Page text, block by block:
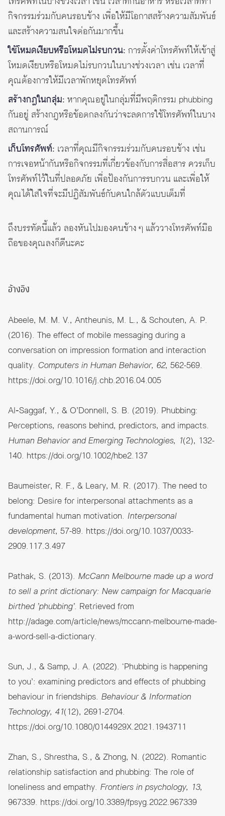
กิจกรรมร่วมกับคนรอบข้าง เพื่อให้มีโอกาสสร้างความสัมพันธ์
และสร้างความสนใจต่อกันมากขึ้น
ใช้โหมดเงียบหรือโหมดไม่รบกวน: การตั้งค่าโทรศัพท์ให้เข้าสู่
โหมดเงียบหรือโหมดไม่รบกวนในบางช่วงเวลา เช่น เวลาที่
คุณต้องการให้มีเวลาพักหยุดโทรศัพท์
สร้างกฎในกลุ่ม: หากคุณอยู่ในกลุ่มที่มีพฤติกรรม phubbing
กันอยู่ สร้างกฎหรือข้อตกลงกันว่าจะลดการใช้โทรศัพท์ในบาง
สถานการณ์
เก็บโทรศัพท์: เวลาที่คุณมีกิจกรรมร่วมกับคนรอบข้าง เช่น
การเจอหน้ากันหรือกิจกรรมที่เกี่ยวข้องกับการสื่อสาร ควรเก็บ
โทรศัพท์ไว้ในที่ปลอดภัย เพื่อป้องกันการรบกวน และเพื่อให้
คุณได้ใส่ใจที่จะมีปฏิสัมพันธ์กับคนใกล้ตัวแบบเต็มที่
ถึงบรรทัดนี้แล้ว ลองหันไปมองคนข้าง ๆ แล้ววางโทรศัพท์มือ
ถือของคุณลงก็ดีนะคะ
อ้างอิง
Abeele, M. M. V., Antheunis, M. L., & Schouten, A. P.
(2016). The effect of mobile messaging during a
conversation on impression formation and interaction
quality. Computers in Human Behavior, 62, 562-569.
https://doi.org/10.1016/j.chb.2016.04.005
Al‐Saggaf, Y., & O’Donnell, S. B. (2019). Phubbing:
Perceptions, reasons behind, predictors, and impacts.
Human Behavior and Emerging Technologies, 1(2), 132-
140. https://doi.org/10.1002/hbe2.137
Baumeister, R. F., & Leary, M. R. (2017). The need to
belong: Desire for interpersonal attachments as a
fundamental human motivation. Interpersonal
development, 57-89. https://doi.org/10.1037/0033-
2909.117.3.497
Pathak, S. (2013). McCann Melbourne made up a word
to sell a print dictionary: New campaign for Macquarie
birthed ’phubbing’. Retrieved from
http://adage.com/article/news/mccann-melbourne-made-
a-word-sell-a-dictionary.
Sun, J., & Samp, J. A. (2022). ‘Phubbing is happening
to you’: examining predictors and effects of phubbing
behaviour in friendships. Behaviour & Information
Technology, 41(12), 2691-2704.
https://doi.org/10.1080/0144929X.2021.1943711
Zhan, S., Shrestha, S., & Zhong, N. (2022). Romantic
relationship satisfaction and phubbing: The role of
loneliness and empathy. Frontiers in psychology, 13,
967339. https://doi.org/10.3389/fpsyg.2022.967339